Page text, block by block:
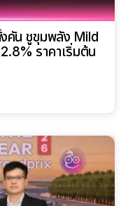
คัน ชูขุมพลัง Mild
ราคาเริ่มต้น